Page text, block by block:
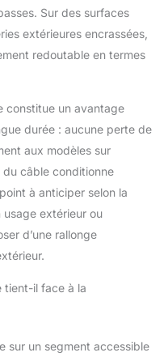
Sur des surfaces
extérieures encrassées,
redoutable en termes
constitue un avantage
durée : aucune perte de
aux modèles sur
du câble conditionne
à anticiper selon la
extérieur ou
d’une rallonge
il face à la
sur un segment accessible